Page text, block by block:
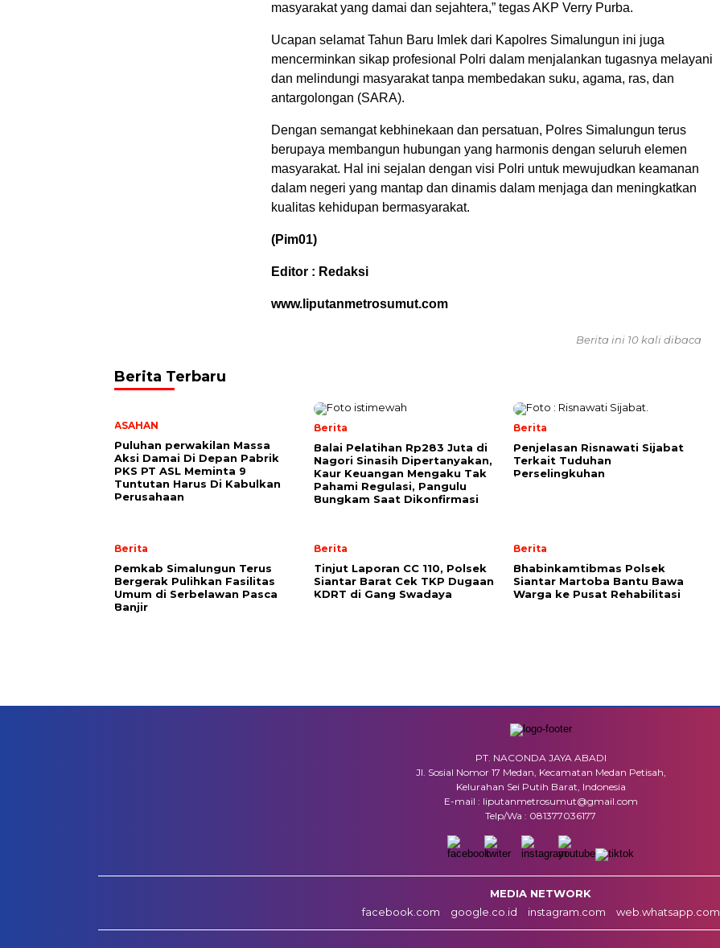
masyarakat yang damai dan sejahtera,” tegas AKP Verry Purba.
Ucapan selamat Tahun Baru Imlek dari Kapolres Simalungun ini juga
mencerminkan sikap profesional Polri dalam menjalankan tugasnya melayani
dan melindungi masyarakat tanpa membedakan suku, agama, ras, dan
antargolongan (SARA).
Dengan semangat kebhinekaan dan persatuan, Polres Simalungun terus
berupaya membangun hubungan yang harmonis dengan seluruh elemen
masyarakat. Hal ini sejalan dengan visi Polri untuk mewujudkan keamanan
dalam negeri yang mantap dan dinamis dalam menjaga dan meningkatkan
kualitas kehidupan bermasyarakat.
(Pim01)
Editor : Redaksi
www.liputanmetrosumut.com
Berita ini 10 kali dibaca
Berita Terbaru
ASAHAN
Puluhan perwakilan Massa
Aksi Damai Di Depan Pabrik
PKS PT ASL Meminta 9
Tuntutan Harus Di Kabulkan
Perusahaan
Berita
Balai Pelatihan Rp283 Juta di
Nagori Sinasih Dipertanyakan,
Kaur Keuangan Mengaku Tak
Pahami Regulasi, Pangulu
Bungkam Saat Dikonfirmasi
Berita
Penjelasan Risnawati Sijabat
Terkait Tuduhan
Perselingkuhan
Berita
Pemkab Simalungun Terus
Bergerak Pulihkan Fasilitas
Umum di Serbelawan Pasca
Banjir
Berita
Tinjut Laporan CC 110, Polsek
Siantar Barat Cek TKP Dugaan
KDRT di Gang Swadaya
Berita
Bhabinkamtibmas Polsek
Siantar Martoba Bantu Bawa
Warga ke Pusat Rehabilitasi
PT. NACONDA JAYA ABADI
Jl. Sosial Nomor 17 Medan, Kecamatan Medan Petisah,
Kelurahan Sei Putih Barat, Indonesia
E-mail : liputanmetrosumut@gmail.com
Telp/Wa : 081377036177
MEDIA NETWORK
facebook.com
google.co.id instagram.com web.whatsapp.com